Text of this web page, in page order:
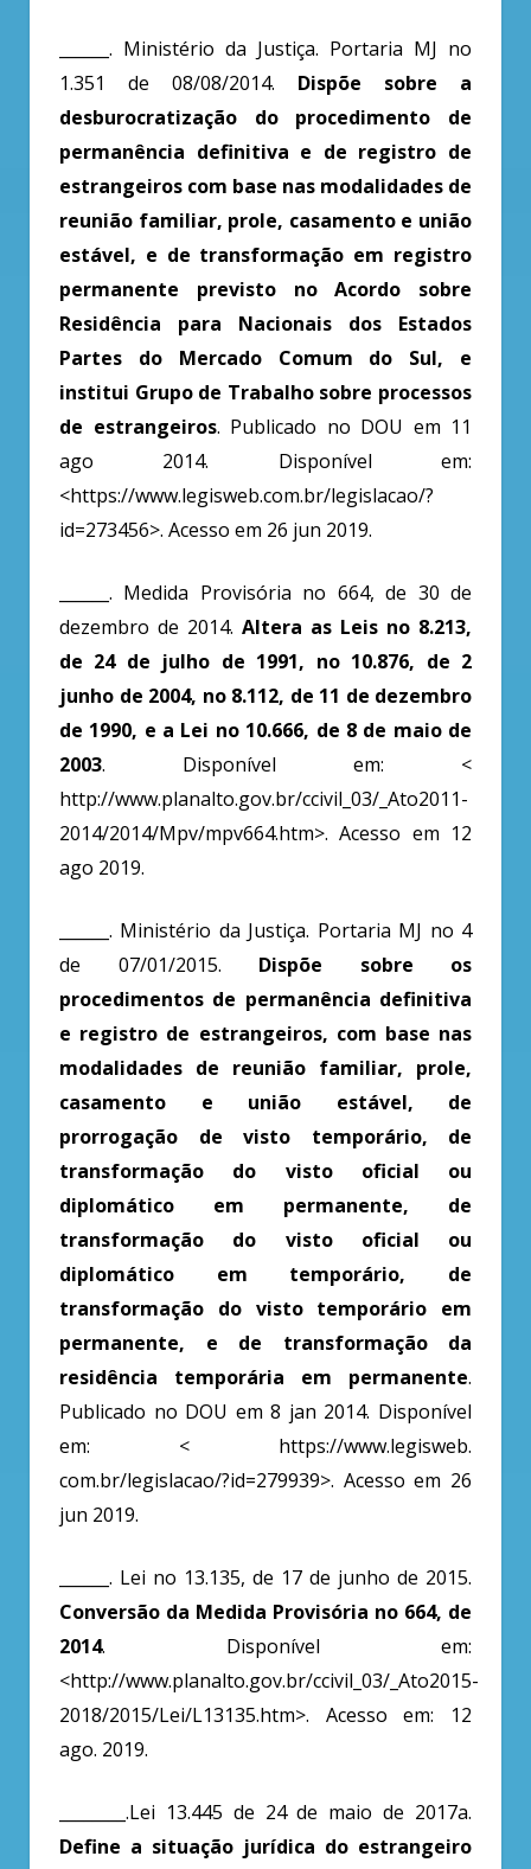
______. Ministério da Justiça. Portaria MJ no
1.351 de 08/08/2014. Dispõe sobre a
desburocratização do procedimento de
permanência definitiva e de registro de
estrangeiros com base nas modalidades de
reunião familiar, prole, casamento e união
estável, e de transformação em registro
permanente previsto no Acordo sobre
Residência para Nacionais dos Estados
Partes do Mercado Comum do Sul, e
institui Grupo de Trabalho sobre processos
de estrangeiros. Publicado no DOU em 11
ago 2014. Disponível em:
<https://www.legisweb.com.br/legislacao/?
id=273456>. Acesso em 26 jun 2019.
______. Medida Provisória no 664, de 30 de
dezembro de 2014. Altera as Leis no 8.213,
de 24 de julho de 1991, no 10.876, de 2
junho de 2004, no 8.112, de 11 de dezembro
de 1990, e a Lei no 10.666, de 8 de maio de
2003. Disponível em: <
http://www.planalto.gov.br/ccivil_03/_Ato2011-
2014/2014/Mpv/mpv664.htm>. Acesso em 12
ago 2019.
______. Ministério da Justiça. Portaria MJ no 4
de 07/01/2015. Dispõe sobre os
procedimentos de permanência definitiva
e registro de estrangeiros, com base nas
modalidades de reunião familiar, prole,
casamento e união estável, de
prorrogação de visto temporário, de
transformação do visto oficial ou
diplomático em permanente, de
transformação do visto oficial ou
diplomático em temporário, de
transformação do visto temporário em
permanente, e de transformação da
residência temporária em permanente.
Publicado no DOU em 8 jan 2014. Disponível
em: < https://www.legisweb.
com.br/legislacao/?id=279939>. Acesso em 26
jun 2019.
______. Lei no 13.135, de 17 de junho de 2015.
Conversão da Medida Provisória no 664, de
2014. Disponível em:
<http://www.planalto.gov.br/ccivil_03/_Ato2015-
2018/2015/Lei/L13135.htm>. Acesso em: 12
ago. 2019.
________.Lei 13.445 de 24 de maio de 2017a.
Define a situação jurídica do estrangeiro